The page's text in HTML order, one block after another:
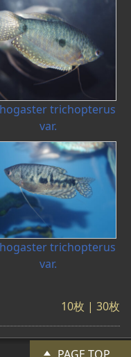
trichopterus
var.
trichopterus
var.
10枚 | 30枚